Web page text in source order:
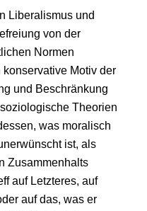
Liberalismus und
von der
Normen
Motiv der
und Beschränkung
Theorien
was moralisch
ist, als
Zusammenhalts
auf Letzteres, auf
auf das, was er